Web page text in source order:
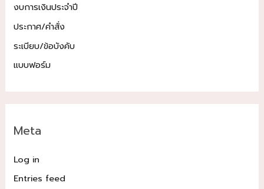
งบการเงินประจำปี
ประกาศ/คำสั่ง
ระเบียบ/ข้อบังคับ
แบบฟอร์ม
Meta
Log in
Entries feed